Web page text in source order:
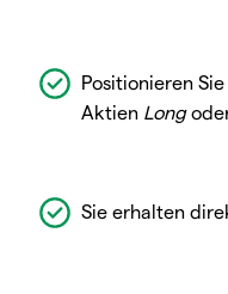
Positionieren
Aktien Long
Sie erhalten